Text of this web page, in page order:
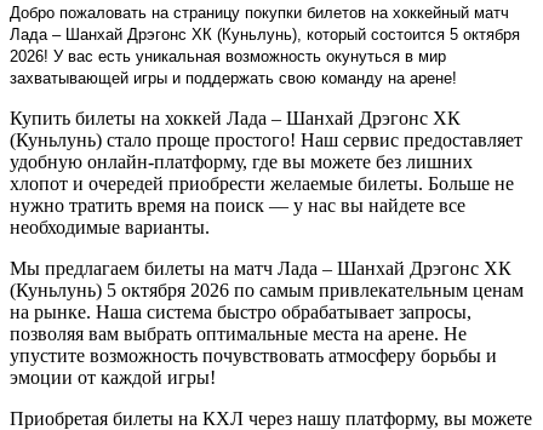
Добро пожаловать на страницу покупки билетов на хоккейный матч
Лада – Шанхай Дрэгонс ХК (Куньлунь), который состоится 5 октября
2026! У вас есть уникальная возможность окунуться в мир
захватывающей игры и поддержать свою команду на арене!
Купить билеты на хоккей Лада – Шанхай Дрэгонс ХК
(Куньлунь) стало проще простого! Наш сервис предоставляет
удобную онлайн-платформу, где вы можете без лишних
хлопот и очередей приобрести желаемые билеты. Больше не
нужно тратить время на поиск — у нас вы найдете все
необходимые варианты.
Мы предлагаем билеты на матч Лада – Шанхай Дрэгонс ХК
(Куньлунь) 5 октября 2026 по самым привлекательным ценам
на рынке. Наша система быстро обрабатывает запросы,
позволяя вам выбрать оптимальные места на арене. Не
упустите возможность почувствовать атмосферу борьбы и
эмоции от каждой игры!
Приобретая билеты на КХЛ через нашу платформу, вы можете